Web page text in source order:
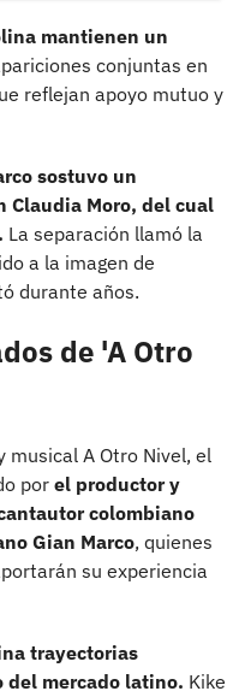
mantienen un
conjuntas en
reflejan apoyo mutuo y
sostuvo un
Claudia Moro, del cual
La separación llamó la
a la imagen de
durante años.
de 'A Otro
A Otro Nivel, el
por el productor y
colombiano
Gian Marco, quienes
su experiencia
trayectorias
del mercado latino. Kike